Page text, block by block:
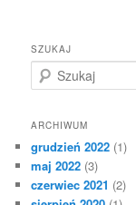
SZUKAJ
z
k
j
ARCHIWUM
grudzień 2022 (1)
maj 2022 (3)
czerwiec 2021 (2)